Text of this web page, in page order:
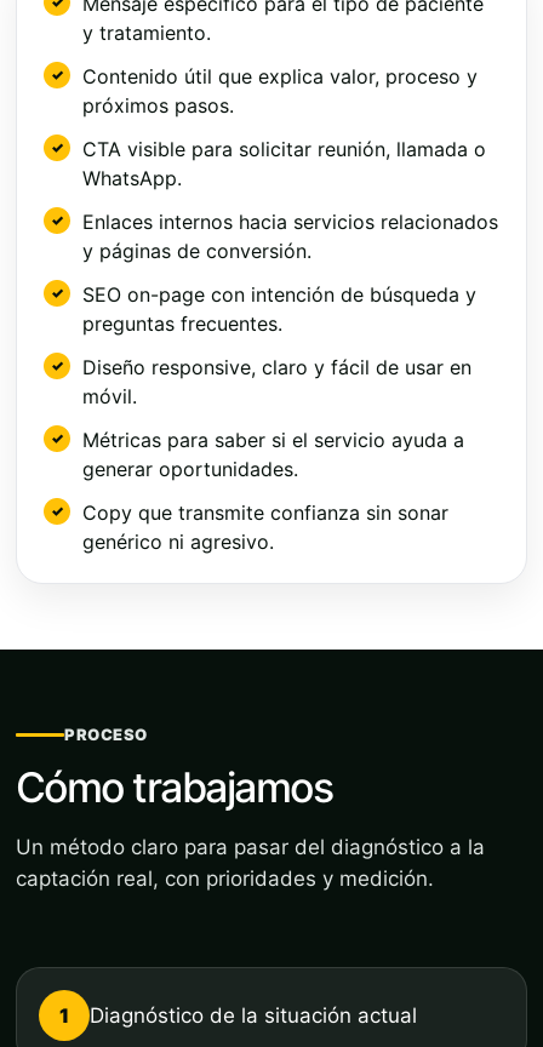
y tratamiento.
Contenido útil que explica valor, proceso y
próximos pasos.
CTA visible para solicitar reunión, llamada o
WhatsApp.
Enlaces internos hacia servicios relacionados
y páginas de conversión.
SEO on-page con intención de búsqueda y
preguntas frecuentes.
Diseño responsive, claro y fácil de usar en
móvil.
Métricas para saber si el servicio ayuda a
generar oportunidades.
Copy que transmite confianza sin sonar
genérico ni agresivo.
PROCESO
Cómo trabajamos
Un método claro para pasar del diagnóstico a la
captación real, con prioridades y medición.
1 Diagnóstico de la situación actual